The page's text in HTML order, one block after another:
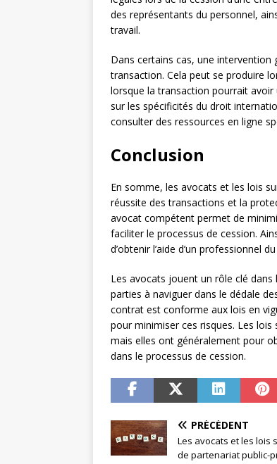
des représentants du personnel,
travail.
Dans certains cas, une
transaction. Cela peut se produire
lorsque la transaction pourrait avoir
sur les spécificités du droit
consulter des ressources en ligne
Conclusion
En somme, les avocats et les lois
réussite des transactions et la
avocat compétent permet de
faciliter le processus de cession.
d’obtenir l’aide d’un professionnel
Les avocats jouent un rôle clé dans
parties à naviguer dans le dédale
contrat est conforme aux lois en
pour minimiser ces risques. Les lois
mais elles ont généralement pour
dans le processus de cession.
PRÉCÉDENT
Les avocats et les lois
de partenariat public-